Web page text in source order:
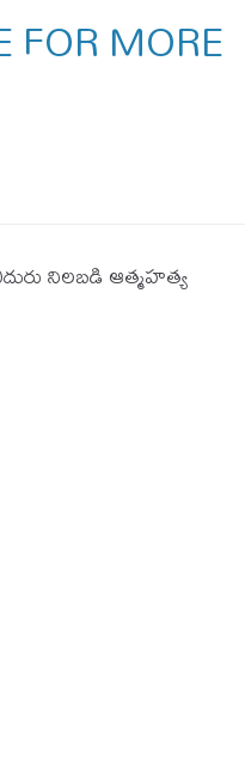
FOR MORE
నిలబడి ఆత్మహత్య